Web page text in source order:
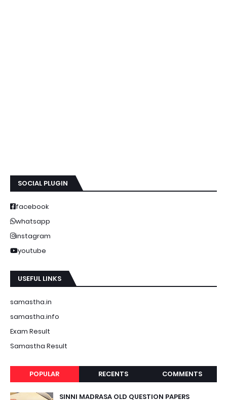
SOCIAL PLUGIN
facebook
whatsapp
instagram
youtube
USEFUL LINKS
samastha.in
samastha.info
Exam Result
Samastha Result
POPULAR RECENTS COMMENTS
SINNI MADRASA OLD QUESTION PAPERS